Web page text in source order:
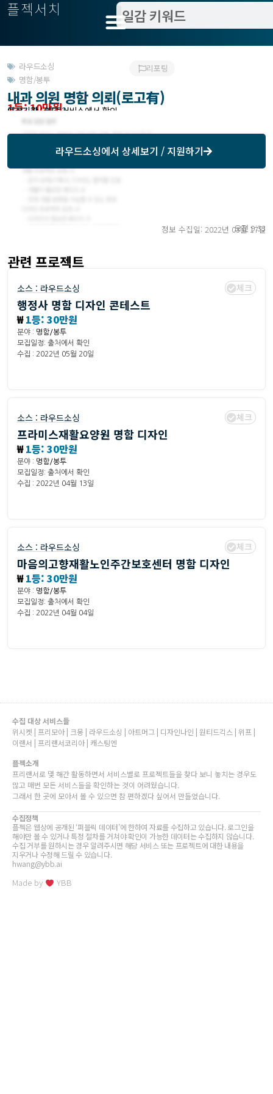
플젝서치
라우드소싱
명함/봉투
리포팅
내과 의원 명함 의뢰(로고有)
1등: 10만원
모집기한 : 03/22
예상기간 : 해당 서비스에서 확인
라우드소싱에서 상세보기 / 지원하기
정보 수집일: 2022년 03월 17일
오전 9:33
관련 프로젝트
소스 : 라우드소싱 체크
행정사 명함 디자인 콘테스트
₩1등: 30만원
분야 : 명함/봉투
모집일정: 출처에서 확인
수집 : 2022년 05월 20일
소스 : 라우드소싱 체크
프라미스재활요양원 명함 디자인
₩1등: 30만원
분야 : 명함/봉투
모집일정: 출처에서 확인
수집 : 2022년 04월 13일
소스 : 라우드소싱 체크
마음의고향재활노인주간보호센터 명함 디자인
₩1등: 30만원
분야 : 명함/봉투
모집일정: 출처에서 확인
수집 : 2022년 04월 04일
수집 대상 서비스들
위시켓 | 프리모아 | 크몽 | 라우드소싱 | 아트머그 | 디자인나인 | 원티드긱스 | 위프 |
이랜서 | 프리랜서코리아 | 캐스팅엔
플젝소개
프리랜서로 몇 해간 활동하면서 서비스별로 프로젝트들을 찾다 보니 놓치는 경우도
많고 매번 모든 서비스들을 확인하는 것이 어려웠습니다.
그래서 한 곳에 모아서 볼 수 있으면 참 편하겠다 싶어서 만들었습니다.
수집정책
플젝은 웹상에 공개된 ‘퍼블릭 데이터’에 한하여 자료를 수집하고 있습니다. 로그인을
해야만 볼 수 있거나 특정 절차를 거쳐야 확인이 가능한 데이터는 수집하지 않습니다.
수집 거부를 원하시는 경우 알려주시면 해당 서비스 또는 프로젝트에 대한 내용을
지우거나 수정해 드릴 수 있습니다.
hwang@ybb.ai
Made by YBB